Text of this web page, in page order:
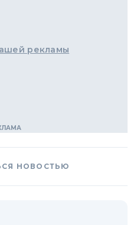
рекламы
НОВОСТЬЮ